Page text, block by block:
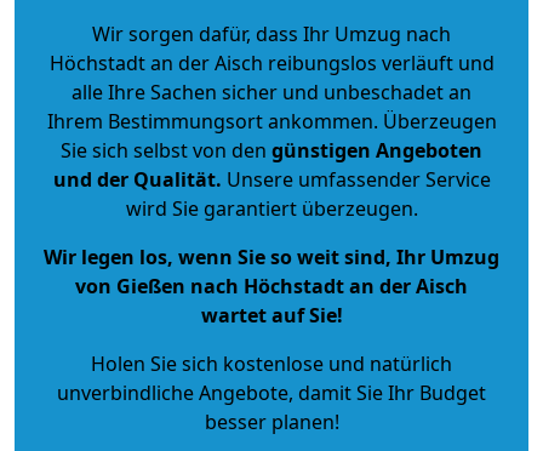
Wir sorgen dafür, dass Ihr Umzug nach
Höchstadt an der Aisch reibungslos verläuft und
alle Ihre Sachen sicher und unbeschadet an
Ihrem Bestimmungsort ankommen. Überzeugen
Sie sich selbst von den günstigen Angeboten
und der Qualität. Unsere umfassender Service
wird Sie garantiert überzeugen.
Wir legen los, wenn Sie so weit sind, Ihr Umzug
von Gießen nach Höchstadt an der Aisch
wartet auf Sie!
Holen Sie sich kostenlose und natürlich
unverbindliche Angebote, damit Sie Ihr Budget
besser planen!